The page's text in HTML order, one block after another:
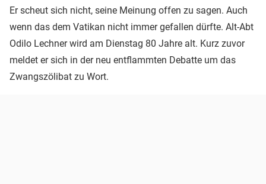
Er scheut sich nicht, seine Meinung offen zu sagen. Auch
wenn das dem Vatikan nicht immer gefallen dürfte. Alt-Abt
Odilo Lechner wird am Dienstag 80 Jahre alt. Kurz zuvor
meldet er sich in der neu entflammten Debatte um das
Zwangszölibat zu Wort.